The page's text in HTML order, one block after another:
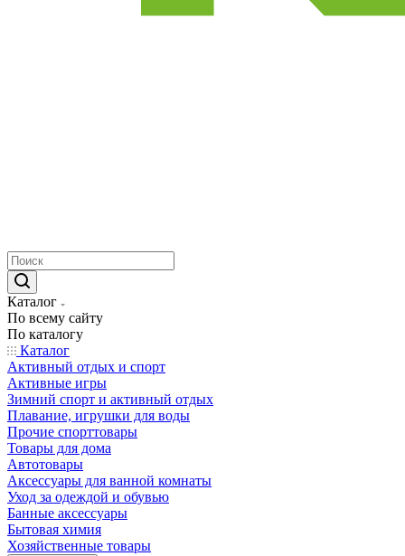
Каталог
По всему сайту
По каталогу
Каталог
Активный отдых и спорт
Активные игры
Зимний спорт и активный отдых
Плавание, игрушки для воды
Прочие спорттовары
Товары для дома
Автотовары
Аксессуары для ванной комнаты
Уход за одеждой и обувью
Банные аксессуары
Бытовая химия
Хозяйственные товары